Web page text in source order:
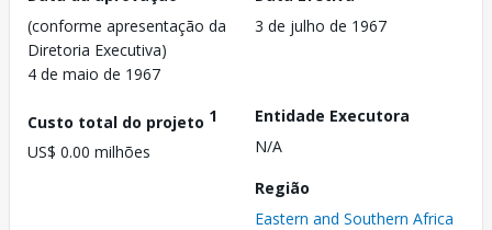
(conforme apresentação da
Diretoria Executiva)
4 de maio de 1967
3 de julho de 1967
Custo total do projeto 1
US$ 0.00 milhões
Entidade Executora
N/A
Região
Eastern and Southern Africa